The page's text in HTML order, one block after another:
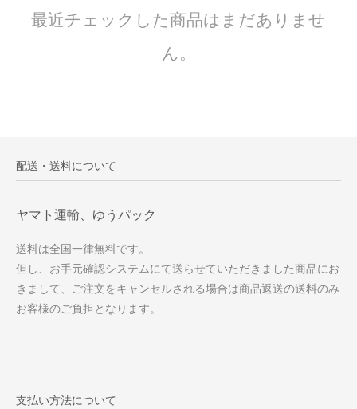
最近チェックした商品はまだありませ
ん。
配送・送料について
ヤマト運輸、ゆうパック
送料は全国一律無料です。
但し、お手元確認システムにて送らせていただきました商品にお
きまして、ご注文をキャンセルされる場合は商品返送の送料のみ
お客様のご負担となります。
支払い方法について